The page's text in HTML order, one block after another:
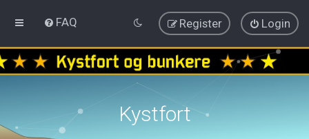
FAQ Login
Register
Kystfort